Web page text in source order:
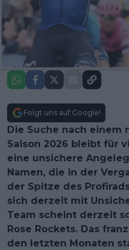
Folgt uns auf Google!
Die Suche nach einem
Saison 2026 bleibt für
eine unsichere
Namen, die in der
der Spitze des
sich derzeit mit
Team scheint derzeit
Rose Rockets. Das
den letzten Monaten